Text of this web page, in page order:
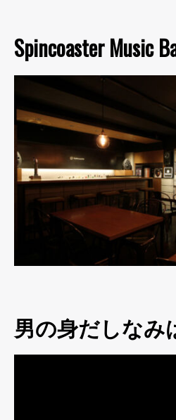
Spincoaster Music
男の身だしなみ